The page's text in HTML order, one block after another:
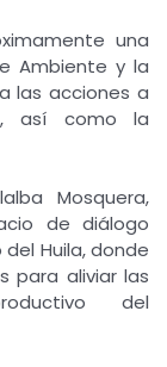
una
Ambiente y la
las acciones a
así como la
Mosquera,
de diálogo
Huila, donde
para aliviar las
del